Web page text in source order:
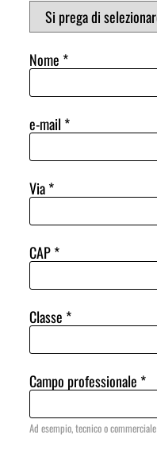
Nome *
e-mail *
Via*
CAP*
Classe *
Campo professionale *
Ad esempio, tecnico o commerciale